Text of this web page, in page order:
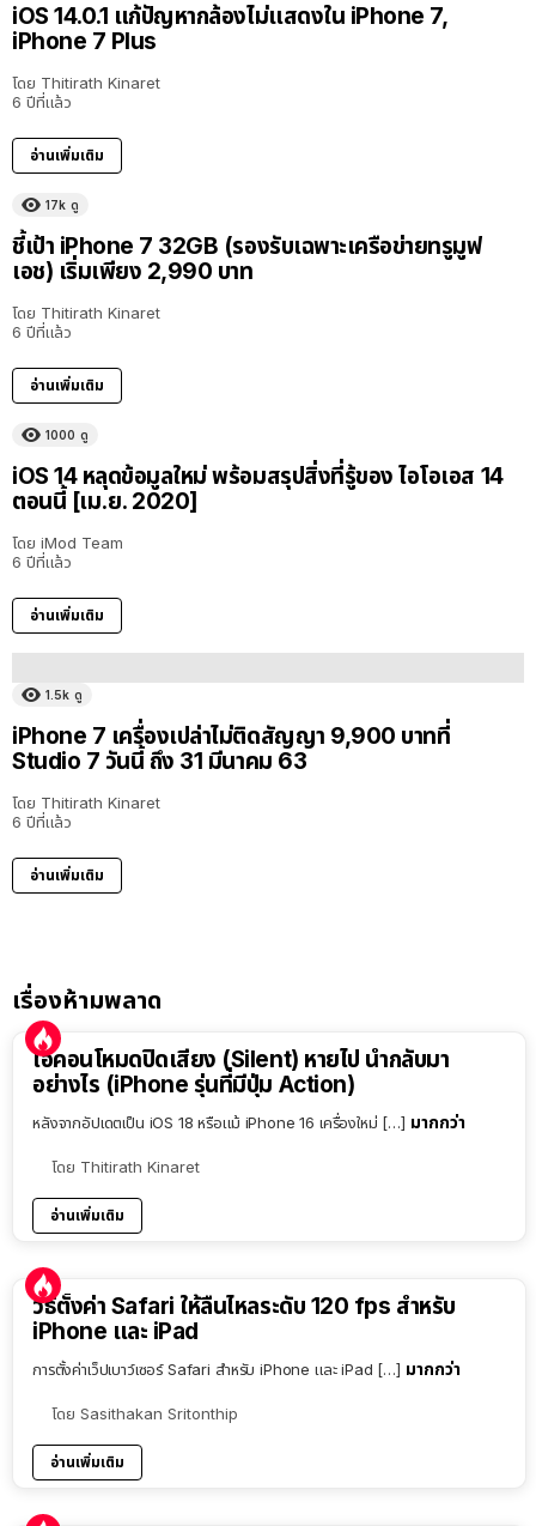
iOS 14.0.1 แก้ปัญหากล้องไม่แสดงใน iPhone 7,
iPhone 7 Plus
โดย Thitirath Kinaret
6 ปีที่แล้ว
อ่านเพิ่มเติม
17k ดู
ชี้เป้า iPhone 7 32GB (รองรับเฉพาะเครือข่ายทรูมูฟ
เอช) เริ่มเพียง 2,990 บาท
โดย Thitirath Kinaret
6 ปีที่แล้ว
อ่านเพิ่มเติม
1000 ดู
iOS 14 หลุดข้อมูลใหม่ พร้อมสรุปสิ่งที่รู้ของ ไอโอเอส 14
ตอนนี้ [เม.ย. 2020]
โดย iMod Team
6 ปีที่แล้ว
อ่านเพิ่มเติม
1.5k ดู
iPhone 7 เครื่องเปล่าไม่ติดสัญญา 9,900 บาทที่
Studio 7 วันนี้ ถึง 31 มีนาคม 63
โดย Thitirath Kinaret
6 ปีที่แล้ว
อ่านเพิ่มเติม
เรื่องห้ามพลาด
ไอคอนโหมดปิดเสียง (Silent) หายไป นำกลับมา
อย่างไร (iPhone รุ่นที่มีปุ่ม Action)
หลังจากอัปเดตเป็น iOS 18 หรือแม้ iPhone 16 เครื่องใหม่ […] มากกว่า
โดย Thitirath Kinaret
อ่านเพิ่มเติม
วิธีตั้งค่า Safari ให้ลื่นไหลระดับ 120 fps สำหรับ
iPhone และ iPad
การตั้งค่าเว็ปเบาว์เซอร์ Safari สำหรับ iPhone และ iPad […] มากกว่า
โดย Sasithakan Sritonthip
อ่านเพิ่มเติม